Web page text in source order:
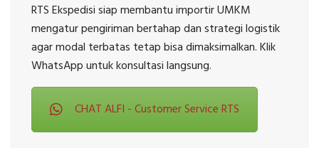
RTS Ekspedisi siap membantu importir UMKM
mengatur pengiriman bertahap dan strategi logistik
agar modal terbatas tetap bisa dimaksimalkan. Klik
WhatsApp untuk konsultasi langsung.
CHAT ALFI - Customer Service RTS